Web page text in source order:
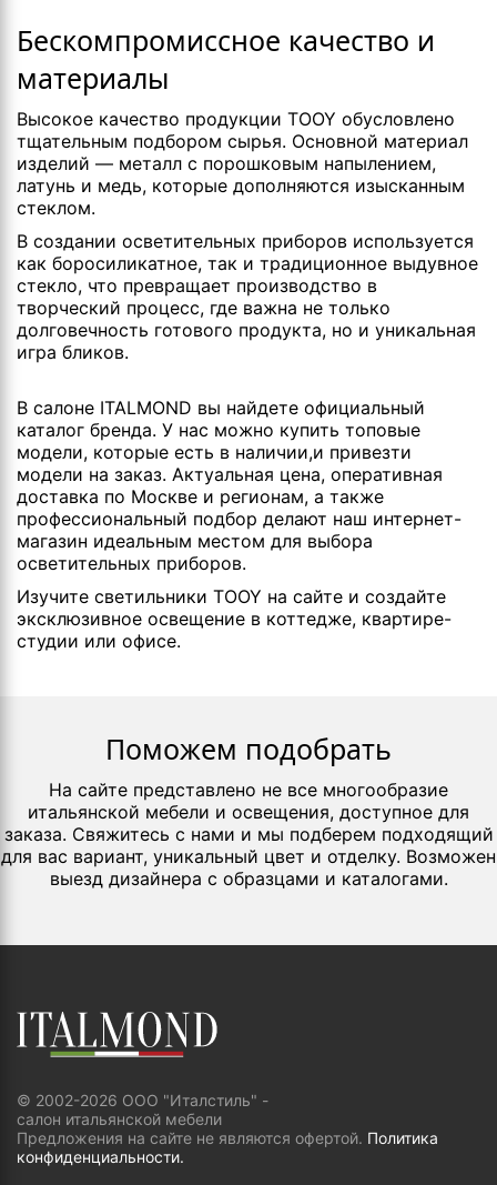
Бескомпромиссное качество и
материалы
Высокое качество продукции TOOY обусловлено
тщательным подбором сырья. Основной материал
изделий — металл с порошковым напылением,
латунь и медь, которые дополняются изысканным
стеклом.
В создании осветительных приборов используется
как боросиликатное, так и традиционное выдувное
стекло, что превращает производство в
творческий процесс, где важна не только
долговечность готового продукта, но и уникальная
игра бликов.
В салоне ITALMOND вы найдете официальный
каталог бренда. У нас можно купить топовые
модели, которые есть в наличии,и привезти
модели на заказ. Актуальная цена, оперативная
доставка по Москве и регионам, а также
профессиональный подбор делают наш интернет-
магазин идеальным местом для выбора
осветительных приборов.
Изучите светильники TOOY на сайте и создайте
эксклюзивное освещение в коттедже, квартире-
студии или офисе.
Поможем подобрать
На сайте представлено не все многообразие
итальянской мебели и освещения, доступное для
заказа. Свяжитесь с нами и мы подберем подходящий
для вас вариант, уникальный цвет и отделку. Возможен
выезд дизайнера с образцами и каталогами.
© 2002-2026 ООО "Италстиль" -
салон итальянской мебели
Предложения на сайте не являются офертой. Политика
конфиденциальности.